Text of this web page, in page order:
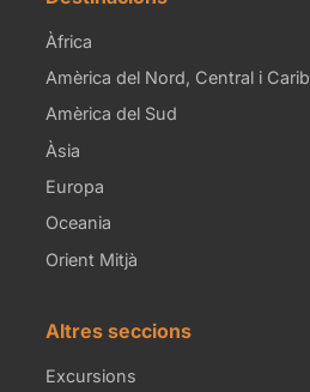
Àfrica
Amèrica del Nord, Central i Carib
Amèrica del Sud
Àsia
Europa
Oceania
Orient Mitjà
Altres seccions
Excursions